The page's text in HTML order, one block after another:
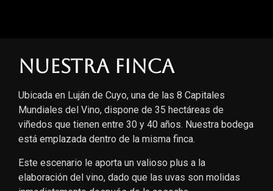
Nuestra finca
Ubicada en Luján de Cuyo, una de las 8 Capitales
Mundiales del Vino, dispone de 35 hectáreas de
viñedos que tienen entre 30 y 40 años. Nuestra bodega
está emplazada dentro de la misma finca.
Este escenario le aporta un valioso plus a la
elaboración del vino, dado que las uvas son molidas